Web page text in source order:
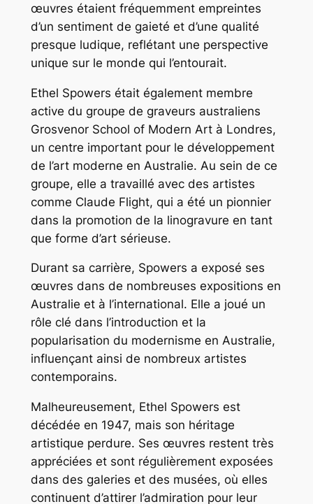
œuvres étaient fréquemment empreintes
d’un sentiment de gaieté et d’une qualité
presque ludique, reflétant une perspective
unique sur le monde qui l’entourait.
Ethel Spowers était également membre
active du groupe de graveurs australiens
Grosvenor School of Modern Art à Londres,
un centre important pour le développement
de l’art moderne en Australie. Au sein de ce
groupe, elle a travaillé avec des artistes
comme Claude Flight, qui a été un pionnier
dans la promotion de la linogravure en tant
que forme d’art sérieuse.
Durant sa carrière, Spowers a exposé ses
œuvres dans de nombreuses expositions en
Australie et à l’international. Elle a joué un
rôle clé dans l’introduction et la
popularisation du modernisme en Australie,
influençant ainsi de nombreux artistes
contemporains.
Malheureusement, Ethel Spowers est
décédée en 1947, mais son héritage
artistique perdure. Ses œuvres restent très
appréciées et sont régulièrement exposées
dans des galeries et des musées, où elles
continuent d’attirer l’admiration pour leur